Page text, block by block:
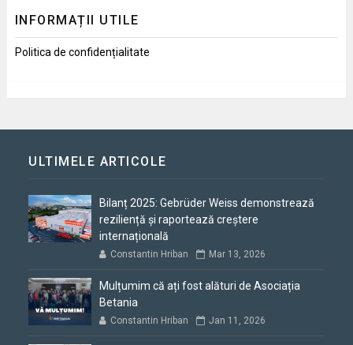
INFORMAȚII UTILE
Politica de confidențialitate
ULTIMELE ARTICOLE
Bilanț 2025: Gebrüder Weiss demonstrează
reziliență și raportează creștere
internațională
Constantin Hriban Mar 13, 2026
Mulțumim că ați fost alături de Asociația
Betania
Constantin Hriban Jan 11, 2026